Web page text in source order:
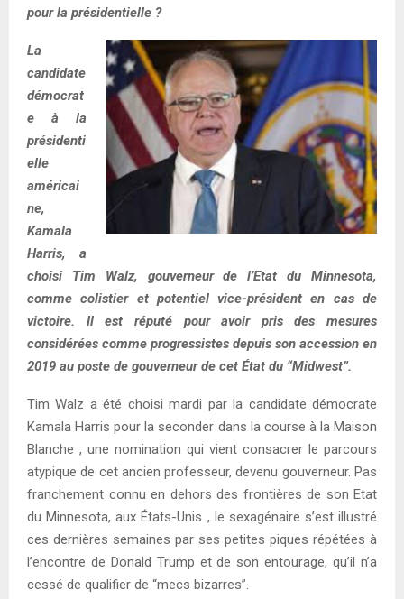
pour la présidentielle ?
La
candidate
démocrat
e à la
présidenti
elle
américai
ne,
Kamala
Harris, a
choisi Tim Walz, gouverneur de l’Etat du Minnesota,
comme colistier et potentiel vice-président en cas de
victoire. Il est réputé pour avoir pris des mesures
considérées comme progressistes depuis son accession en
2019 au poste de gouverneur de cet État du “Midwest”.
Tim Walz a été choisi mardi par la candidate démocrate
Kamala Harris pour la seconder dans la course à la Maison
Blanche , une nomination qui vient consacrer le parcours
atypique de cet ancien professeur, devenu gouverneur. Pas
franchement connu en dehors des frontières de son Etat
du Minnesota, aux États-Unis , le sexagénaire s’est illustré
ces dernières semaines par ses petites piques répétées à
l’encontre de Donald Trump et de son entourage, qu’il n’a
cessé de qualifier de “mecs bizarres”.